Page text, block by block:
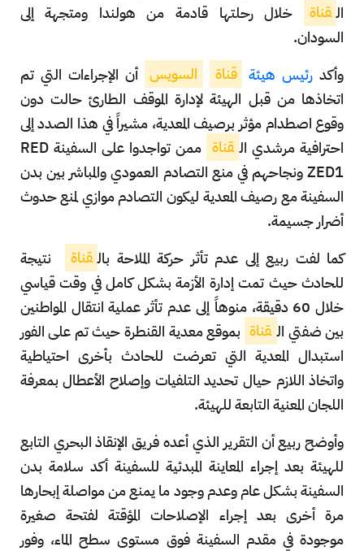
ال قناة
خلال رحلتها قادمة من هولندا ومتجهة إلى
السودان.
وأكد رئيس هيئة قناة السويس أن الإجراءات التي تم
اتخاذها من قبل الهيئة لإدارة الموقف الطارئ حالت دون
وقوع اصطدام مؤثر برصيف المعدية، مشيراً في هذا الصدد إلى
احترافية مرشدي ال قناة
ممن تواجدوا على السفينة RED
ZED1 ونجاحهم في منع التصادم العمودي والمباشر بين بدن
السفينة مع رصيف المعدية ليكون التصادم موازي لمنع حدوث
أضرار جسيمة.
كما لفت ربيع إلى عدم تأثر حركة الملاحة بال قناة
نتيجة
للحادث حيث تمت إدارة الأزمة بشكل كامل في وقت قياسي
خلال 60 دقيقة، منوهاً إلى عدم تأثر عملية انتقال المواطنين
بين ضفتي ال قناة بموقع معدية القنطرة حيث تم على الفور
استبدال المعدية التي تعرضت للحادث بأخرى احتياطية
واتخاذ اللازم حيال تحديد التلفيات وإصلاح الأعطال بمعرفة
اللجان المعنية التابعة للهيئة.
وأوضح ربيع أن التقرير الذي أعده فريق الإنقاذ البحري التابع
للهيئة بعد إجراء المعاينة المبدئية للسفينة أكد سلامة بدن
السفينة بشكل عام وعدم وجود ما يمنع من مواصلة إبحارها
مرة أخرى بعد إجراء الإصلاحات المؤقتة لفتحة صغيرة
موجودة في مقدم السفينة فوق مستوى سطح الماء، وفور